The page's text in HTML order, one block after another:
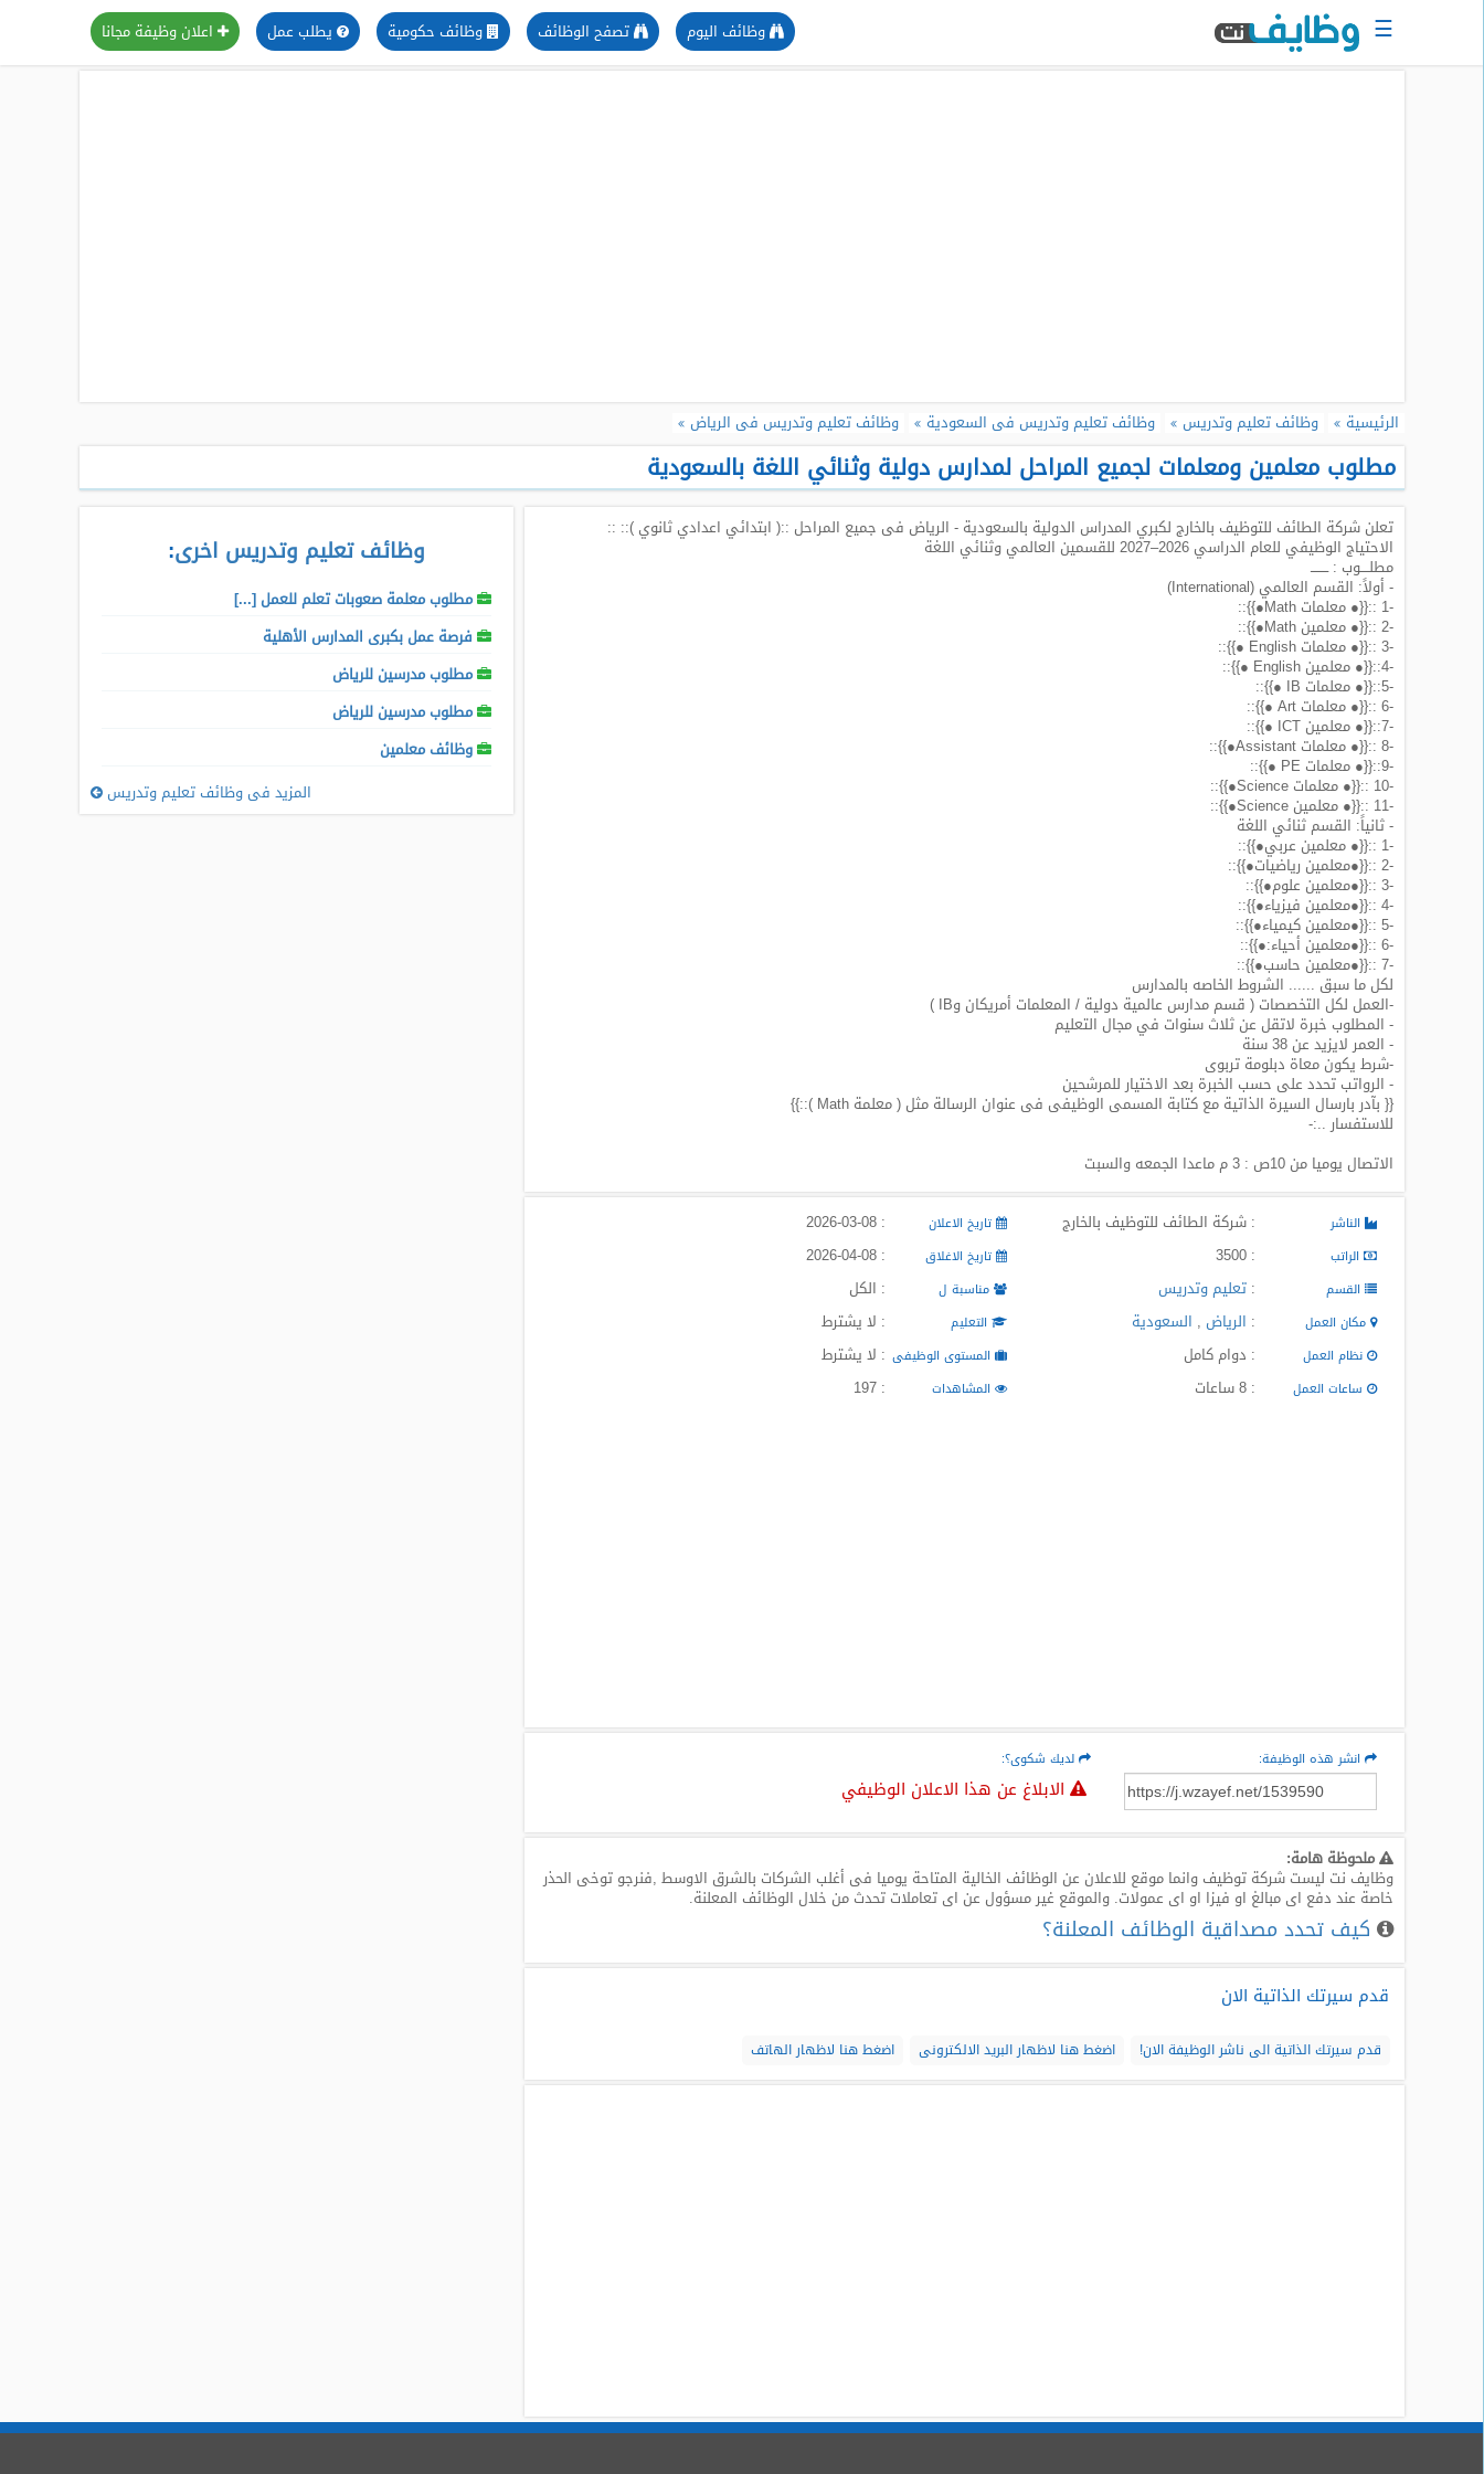
سيرتك
الوظائف
السعودية
حكومية
المدونة
☰ اعلان وظيفة مجانا يطلب عمل وظائف حكومية تصفح الوظائف وظائف اليوم
الرئيسية وظائف تعليم وتدريس وظائف تعليم وتدريس فى السعودية وظائف تعليم وتدريس فى الرياض
مطلوب معلمين ومعلمات لجميع المراحل لمدارس دولية وثنائي اللغة بالسعودية
تعلن شركة الطائف للتوظيف بالخارج لكبري المدراس الدولية بالسعودية - الرياض فى جميع المراحل ::( ابتدائي اعدادي ثانوي ):: ::
الاحتياج الوظيفي للعام الدراسي 2026–2027 للقسمين العالمي وثنائي اللغة
مطلــــوب : ــــــــ
- أولاً: القسم العالمي (International)
-1 ::{{● معلمات Math●}}::
-2 ::{{● معلمين Math●}}::
-3 ::{{● معلمات English ●}}::
-4::{{● معلمين English ●}}::
-5::{{● معلمات IB ●}}::
-6 ::{{● معلمات Art ●}}::
-7::{{● معلمين ICT ●}}::
-8 ::{{● معلمات Assistant●}}::
-9::{{● معلمات PE ●}}::
-10 ::{{● معلمات Science●}}::
-11 ::{{● معلمين Science●}}::
- ثانياً: القسم ثنائي اللغة
-1 ::{{● معلمين عربي●}}::
-2 ::{{●معلمين رياضيات●}}::
-3 ::{{●معلمين علوم●}}::
-4 ::{{●معلمين فيزياء●}}::
-5 ::{{●معلمين كيمياء●}}::
-6 ::{{●معلمين أحياء:●}}::
-7 ::{{●معلمين حاسب●}}::
لكل ما سبق ...... الشروط الخاصه بالمدارس
-العمل لكل التخصصات ( قسم مدارس عالمية دولية / المعلمات أمريكان وIB )
- المطلوب خبرة لاتقل عن ثلاث سنوات في مجال التعليم
- العمر لايزيد عن 38 سنة
-شرط يكون معاة دبلومة تربوى
- الرواتب تحدد على حسب الخبرة بعد الاختيار للمرشحين
{{ بآدر بارسال السيرة الذاتية مع كتابة المسمى الوظيفى فى عنوان الرسالة مثل ( معلمة Math )::}}
للاستفسار ..:-
الاتصال يوميا من 10ص : 3 م ماعدا الجمعه والسبت
الناشر : شركة الطائف للتوظيف بالخارج
الراتب : 3500
القسم :تعليم وتدريس
مكان العمل : الرياض , السعودية
نظام العمل : دوام كامل
ساعات العمل : 8 ساعات
تاريخ الاعلان : 2026-03-08
تاريخ الاغلاق : 2026-04-08
مناسبة ل : الكل
التعليم : لا يشترط
المستوى الوظيفى : لا يشترط
المشاهدات : 197
انشر هذه الوظيفة: لديك شكوى؟:
الابلاغ عن هذا الاعلان الوظيفي
ملحوظة هامة:
وظايف نت ليست شركة توظيف وانما موقع للاعلان عن الوظائف الخالية المتاحة يوميا فى أغلب الشركات بالشرق الاوسط ,فنرجو توخى الحذر
خاصة عند دفع اى مبالغ او فيزا او اى عمولات. والموقع غير مسؤول عن اى تعاملات تحدث من خلال الوظائف المعلنة.
كيف تحدد مصداقية الوظائف المعلنة؟
قدم سيرتك الذاتية الان
قدم سيرتك الذاتية الى ناشر الوظيفة الان! اضغط هنا لاظهار البريد الالكترونى اضغط هنا لاظهار الهاتف
وظائف تعليم وتدريس اخرى:
مطلوب معلمة صعوبات تعلم للعمل [...]
فرصة عمل بكبرى المدارس الأهلية
مطلوب مدرسين للرياض
مطلوب مدرسين للرياض
وظائف معلمين
المزيد فى وظائف تعليم وتدريس